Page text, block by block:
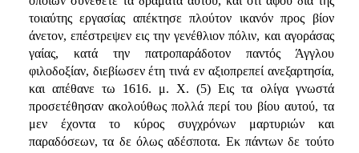
τοιαύτης εργασίας απέκτησε πλούτον ικανόν προς βίον
άνετον, επέστρεψεν εις την γενέθλιον πόλιν, και αγοράσας
γαίας, κατά την πατροπαράδοτον παντός Άγγλου
φιλοδοξίαν, διεβίωσεν έτη τινά εν αξιοπρεπεί ανεξαρτησία,
και απέθανε τω 1616. μ. Χ. (5) Εις τα ολίγα γνωστά
προσετέθησαν ακολούθως πολλά περί του βίου αυτού, τα
μεν έχοντα το κύρος συγχρόνων μαρτυριών και
παραδόσεων, τα δε όλως αδέσποτα. Εκ πάντων δε τούτο